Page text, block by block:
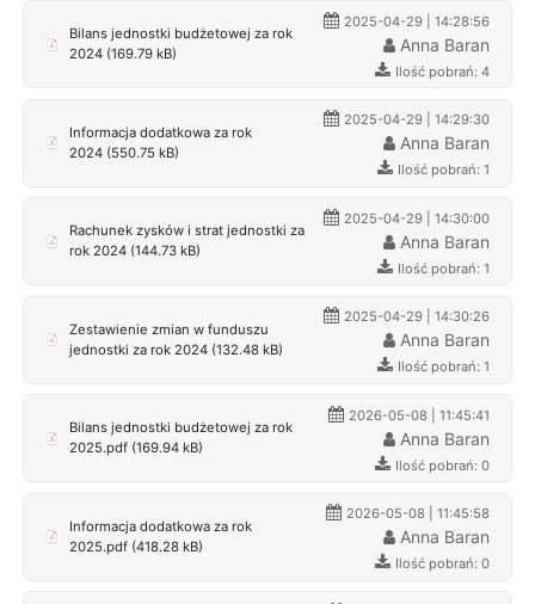
Bilans jednostki budżetowej za rok
2024 (169.79 kB)
2025-04-29 | 14:28:56
Anna Baran
Ilość pobrań: 4
Informacja dodatkowa za rok
2024 (550.75 kB)
2025-04-29 | 14:29:30
Anna Baran
Ilość pobrań: 1
Rachunek zysków i strat jednostki za
rok 2024 (144.73 kB)
2025-04-29 | 14:30:00
Anna Baran
Ilość pobrań: 1
Zestawienie zmian w funduszu
jednostki za rok 2024 (132.48 kB)
2025-04-29 | 14:30:26
Anna Baran
Ilość pobrań: 1
Bilans jednostki budżetowej za rok
2025.pdf (169.94 kB)
2026-05-08 | 11:45:41
Anna Baran
Ilość pobrań: 0
Informacja dodatkowa za rok
2025.pdf (418.28 kB)
2026-05-08 | 11:45:58
Anna Baran
Ilość pobrań: 0